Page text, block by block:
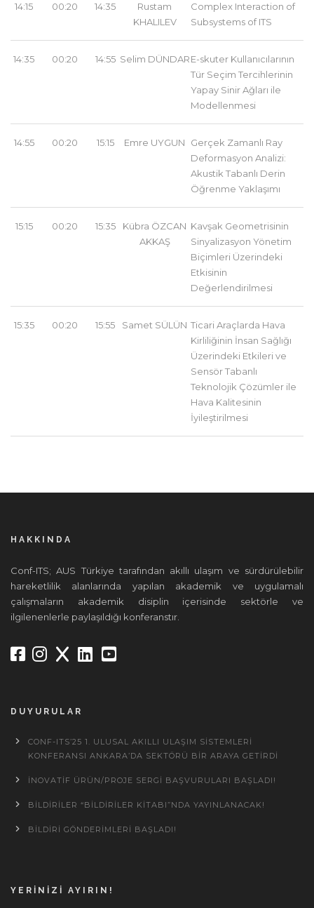
14:15 00:20 14:35
Rustam
KHALILEV
Complex Interaction of
Subsystems of ITS
14:35 00:20 14:55 Selim DÜNDARE-skuter Kullanıcılarının
Tür Seçim Tercihlerinin
Yapay Sinir Ağları ile
Modellenmesi
14:55 00:20 15:15 Emre UYGUN
Gerçek Zamanlı Ray
Deformasyon Analizi:
Akustik Tabanlı Derin
Öğrenme Yaklaşımı
15:15 00:20 15:35
Kübra ÖZCAN
AKKAŞ
Kavşak Geometrisinin
Sinyalizasyon Yönetim
Biçimleri Üzerindeki
Etkisinin
Değerlendirilmesi
15:35 00:20 15:55 Samet SÜLÜN Ticari Araçlarda Hava
Kirliliğinin İnsan Sağlığı
Üzerindeki Etkileri ve
Sensör Tabanlı
Teknolojik Çözümler ile
Hava Kalitesinin
İyileştirilmesi
HAKKINDA
Conf-ITS; AUS Türkiye tarafından akıllı ulaşım ve sürdürülebilir
hareketlilik alanlarında yapılan akademik ve uygulamalı
çalışmaların akademik disiplin içerisinde sektörle ve
ilgilenenlerle paylaşıldığı konferanstır.
DUYURULAR
CONF-ITS’25 1. ULUSAL AKILLI ULAŞIM SISTEMLERI
KONFERANSI ANKARA’DA SEKTÖRÜ BIR ARAYA GETIRDI
İNOVATIF ÜRÜN/PROJE SERGI BAŞVURULARI BAŞLADI!
BILDIRILER “BILDIRILER KITABI”NDA YAYINLANACAK!
BILDIRI GÖNDERIMLERI BAŞLADI!
YERINIZI AYIRIN!